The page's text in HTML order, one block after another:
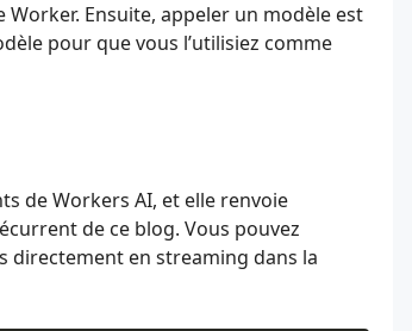
Ensuite, appeler un modèle est
pour que vous l’utilisiez comme
de Workers AI, et elle renvoie
de ce blog. Vous pouvez
directement en streaming dans la